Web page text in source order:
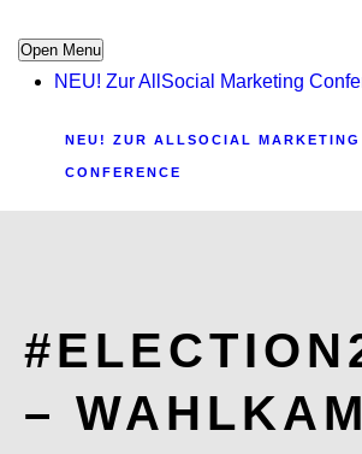
Open Menu
NEU! Zur AllSocial Marketing
NEU! ZUR ALLSOCIAL MARKETING
CONFERENCE
–